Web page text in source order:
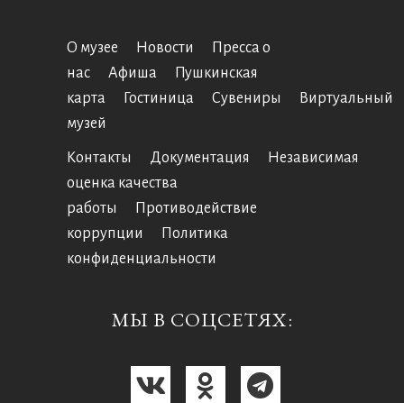
О музее Новости
Пресса о
нас
Афиша
Пушкинская
карта
Гостиница Сувениры
Виртуальный
музей
Контакты Документация
Независимая
оценка качества
работы
Противодействие
коррупции
Политика
конфиденциальности
МЫ В СОЦСЕТЯХ: